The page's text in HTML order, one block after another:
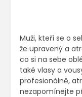
Muži, kteří se o
že upravený a
co si na sebe
také vlasy a
profesionálně,
nezapomínejte